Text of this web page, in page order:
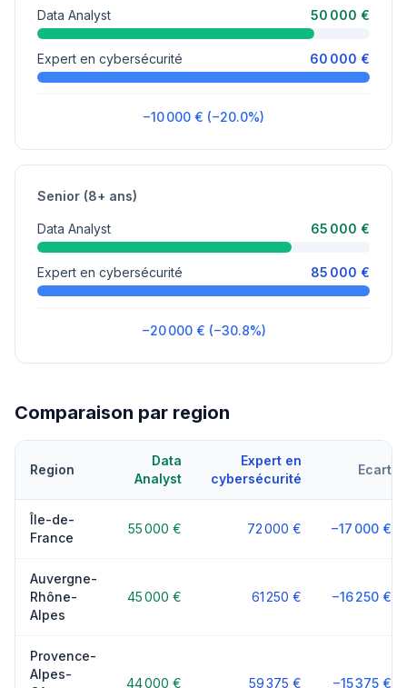
Data Analyst 50 000 €
Expert en cybersécurité 60 000 €
−10 000 € (−20.0%)
Senior (8+ ans)
Data Analyst 65 000 €
Expert en cybersécurité 85 000 €
−20 000 € (−30.8%)
Comparaison par region
Region
Data
Analyst
Expert en
cybersécurité
Ecart
Île-de-
France
55 000 € 72 000 € −17 000 €
Auvergne-
Rhône-
Alpes
45 000 € 61 250 € −16 250 €
Provence-
Alpes-
44 000 € 59 375 € −15 375 €